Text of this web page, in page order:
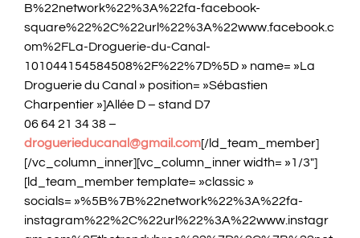
B%22network%22%3A%22fa-facebook-
square%22%2C%22url%22%3A%22www.facebook.c
om%2FLa-Droguerie-du-Canal-
101044154584508%2F%22%7D%5D » name= »La
Droguerie du Canal » position= »Sébastien
Charpentier »]Allée D – stand D7
06 64 21 34 38 –
droguerieducanal@gmail.com[/ld_team_member]
[/vc_column_inner][vc_column_inner width= »1/3″]
[ld_team_member template= »classic »
socials= »%5B%7B%22network%22%3A%22fa-
instagram%22%2C%22url%22%3A%22www.instagr